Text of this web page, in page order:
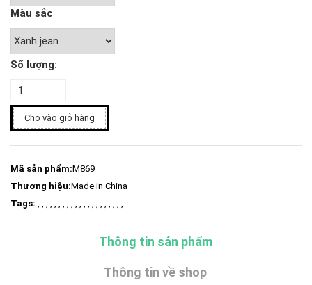
Màu sắc
Số lượng:
Cho vào giỏ hàng
Mã sản phẩm:M869
Thương hiệu:Made in China
Tags: , , , , , , , , , , , , , , , , , , , , ,
Thông tin sản phẩm
Thông tin về shop